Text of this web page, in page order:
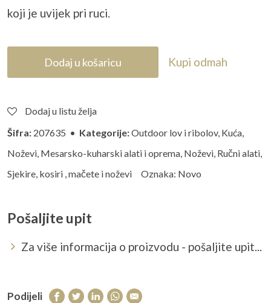
koji je uvijek pri ruci.
Dodaj u košaricu Kupi odmah
Dodaj u listu želja
Šifra: 207635 • Kategorije:Outdoor lov i ribolov, Kuća
Noževi Mesarsko-kuharski alati i oprema Noževi Ručni alati
Sjekire, kosiri , mačete i noževi
Oznaka: Novo
Pošaljite upit
Za više informacija o proizvodu - pošaljite upit...
Podijeli